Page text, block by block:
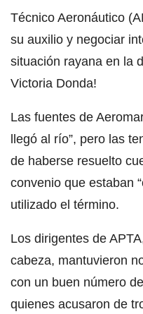
Técnico Aeronáutico
su auxilio y negociar
situación rayana en la
Victoria Donda!
Las fuentes de
llegó al río”, pero las
de haberse resuelto
convenio que estaban
utilizado el término.
Los dirigentes de
cabeza, mantuvieron
con un buen número
quienes acusaron de